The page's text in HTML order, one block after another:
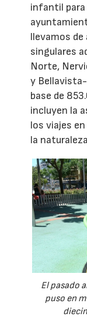
infantil para
llevamos de
singulares
Norte,
y
base de
incluyen la
los viajes
la
El pasado
puso en